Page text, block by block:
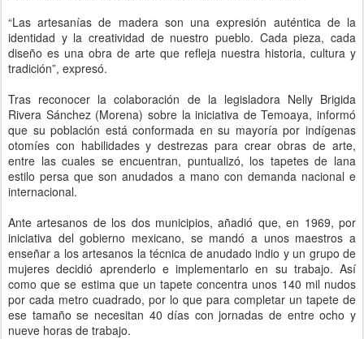
“Las artesanías de madera son una expresión auténtica de la
identidad y la creatividad de nuestro pueblo. Cada pieza, cada
diseño es una obra de arte que refleja nuestra historia, cultura y
tradición”, expresó.
Tras reconocer la colaboración de la legisladora Nelly Brigida
Rivera Sánchez (Morena) sobre la iniciativa de Temoaya, informó
que su población está conformada en su mayoría por indígenas
otomíes con habilidades y destrezas para crear obras de arte,
entre las cuales se encuentran, puntualizó, los tapetes de lana
estilo persa que son anudados a mano con demanda nacional e
internacional.
Ante artesanos de los dos municipios, añadió que, en 1969, por
iniciativa del gobierno mexicano, se mandó a unos maestros a
enseñar a los artesanos la técnica de anudado indio y un grupo de
mujeres decidió aprenderlo e implementarlo en su trabajo. Así
como que se estima que un tapete concentra unos 140 mil nudos
por cada metro cuadrado, por lo que para completar un tapete de
ese tamaño se necesitan 40 días con jornadas de entre ocho y
nueve horas de trabajo.